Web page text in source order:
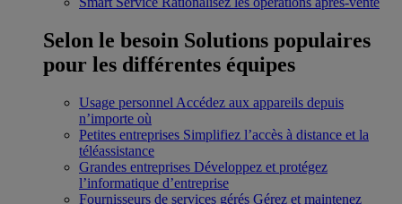
Selon le besoin Solutions populaires
pour les différentes équipes
Usage personnel Accédez aux appareils depuis
n’importe où
Petites entreprises Simplifiez l’accès à distance et la
téléassistance
Grandes entreprises Développez et protégez
l’informatique d’entreprise
Fournisseurs de services gérés Gérez et maintenez